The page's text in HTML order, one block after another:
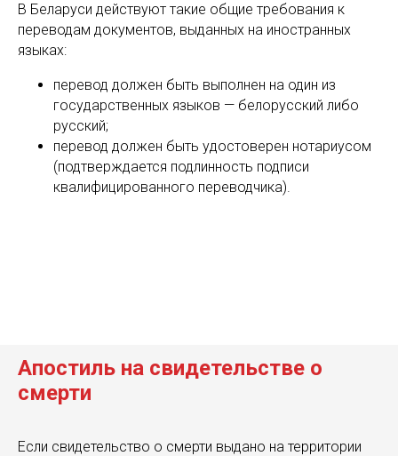
В Беларуси действуют такие общие требования к
переводам документов, выданных на иностранных
языках:
перевод должен быть выполнен на один из
государственных языков — белорусский либо
русский;
перевод должен быть удостоверен нотариусом
(подтверждается подлинность подписи
квалифицированного переводчика).
Апостиль на свидетельстве о
смерти
Если свидетельство о смерти выдано на территории